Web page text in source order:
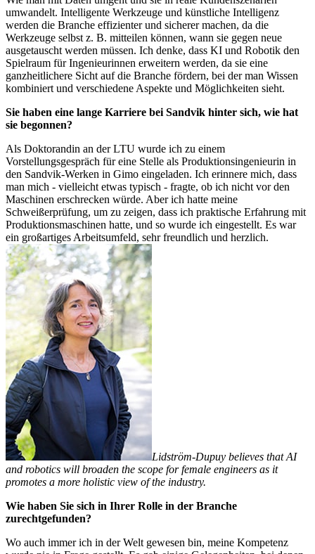
umwandelt. Intelligente Werkzeuge und künstliche Intelligenz
werden die Branche effizienter und sicherer machen, da die
Werkzeuge selbst z. B. mitteilen können, wann sie gegen neue
ausgetauscht werden müssen. Ich denke, dass KI und Robotik den
Spielraum für Ingenieurinnen erweitern werden, da sie eine
ganzheitlichere Sicht auf die Branche fördern, bei der man Wissen
kombiniert und verschiedene Aspekte und Möglichkeiten sieht.
Sie haben eine lange Karriere bei Sandvik hinter sich, wie hat
sie begonnen?
Als Doktorandin an der LTU wurde ich zu einem
Vorstellungsgespräch für eine Stelle als Produktionsingenieurin in
den Sandvik-Werken in Gimo eingeladen. Ich erinnere mich, dass
man mich - vielleicht etwas typisch - fragte, ob ich nicht vor den
Maschinen erschrecken würde. Aber ich hatte meine
Schweißerprüfung, um zu zeigen, dass ich praktische Erfahrung mit
Produktionsmaschinen hatte, und so wurde ich eingestellt. Es war
ein großartiges Arbeitsumfeld, sehr freundlich und herzlich.
Lidström-Dupuy believes that AI
and robotics will broaden the scope for female engineers as it
promotes a more holistic view of the industry.
Wie haben Sie sich in Ihrer Rolle in der Branche
zurechtgefunden?
Wo auch immer ich in der Welt gewesen bin, meine Kompetenz